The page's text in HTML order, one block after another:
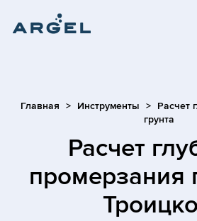
Главная Инструменты
Расчет
грунта
Расчет
промерзания